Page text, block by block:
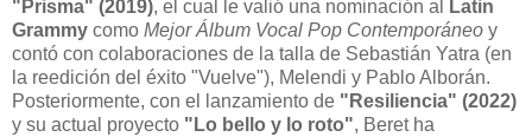
"Prisma" (2019), el cual le valió una nominación al
Latin
Grammy como Mejor Álbum Vocal Pop Contemporáneo y
contó con colaboraciones de la talla de Sebastián Yatra (en
la reedición del éxito "Vuelve"), Melendi y Pablo Alborán.
Posteriormente, con el lanzamiento de "Resiliencia" (2022)
y su actual proyecto "Lo bello y lo roto", Beret ha